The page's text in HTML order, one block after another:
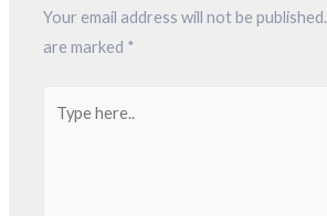
Your email address will not be published.
are marked *